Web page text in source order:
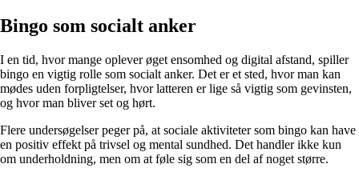
Bingo som socialt anker
I en tid, hvor mange oplever øget ensomhed og digital afstand, spiller
bingo en vigtig rolle som socialt anker. Det er et sted, hvor man kan
mødes uden forpligtelser, hvor latteren er lige så vigtig som gevinsten,
og hvor man bliver set og hørt.
Flere undersøgelser peger på, at sociale aktiviteter som bingo kan have
en positiv effekt på trivsel og mental sundhed. Det handler ikke kun
om underholdning, men om at føle sig som en del af noget større.